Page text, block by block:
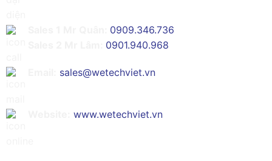
0909.346.736
0901.940.968
sales@wetechviet.vn
www.wetechviet.vn